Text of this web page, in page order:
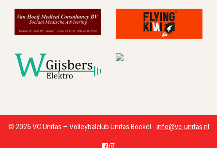
© 2026 VC Unitas – Volleybalclub Unitas Boekel -info@vc-unitas.nl